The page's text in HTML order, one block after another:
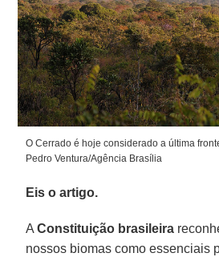
O Cerrado é hoje considerado a última
Pedro Ventura/Agência Brasília
Eis o artigo.
AConstituição brasileira
nossos biomas como essenciais